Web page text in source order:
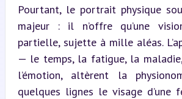
Pourtant, le portrait physique
majeur : il n’offre qu’une
partielle, sujette à mille aléas.
— le temps, la fatigue, la
l’émotion, altèrent la
quelques lignes le visage d’une